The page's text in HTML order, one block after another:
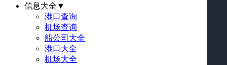
信息大全 ▼
港口查询
机场查询
船公司大全
港口大全
机场大全